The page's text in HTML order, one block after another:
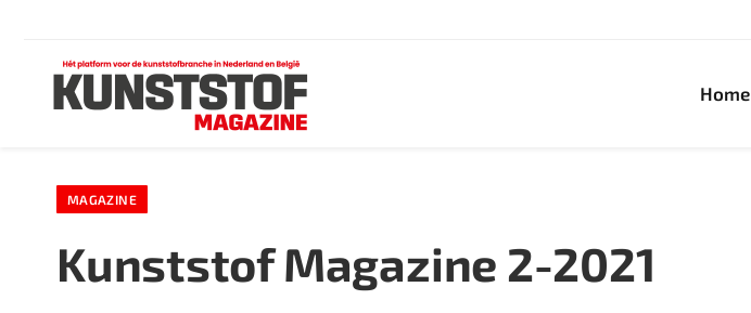
Home
MAGAZINE
Kunststof Magazine 2-2021